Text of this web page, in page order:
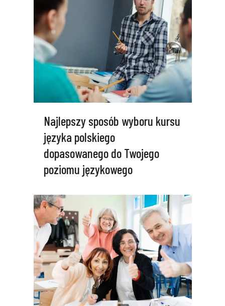
Najlepszy sposób wyboru kursu
języka polskiego
dopasowanego do Twojego
poziomu językowego